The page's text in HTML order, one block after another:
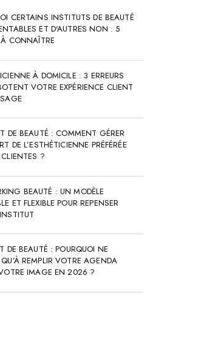
CERTAINS INSTITUTS DE BEAUTÉ
ET D'AUTRES NON : 5
CONNAÎTRE
À DOMICILE : 3 ERREURS
VOTRE EXPÉRIENCE CLIENT
DE BEAUTÉ : COMMENT GÉRER
DE L’ESTHÉTICIENNE PRÉFÉRÉE
?
BEAUTÉ : UN MODÈLE
ET FLEXIBLE POUR REPENSER
DE BEAUTÉ : POURQUOI NE
REMPLIR VOTRE AGENDA
IMAGE EN 2026 ?